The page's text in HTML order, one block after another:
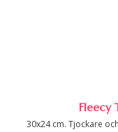
Fleecy
30x24 cm. Tjockare